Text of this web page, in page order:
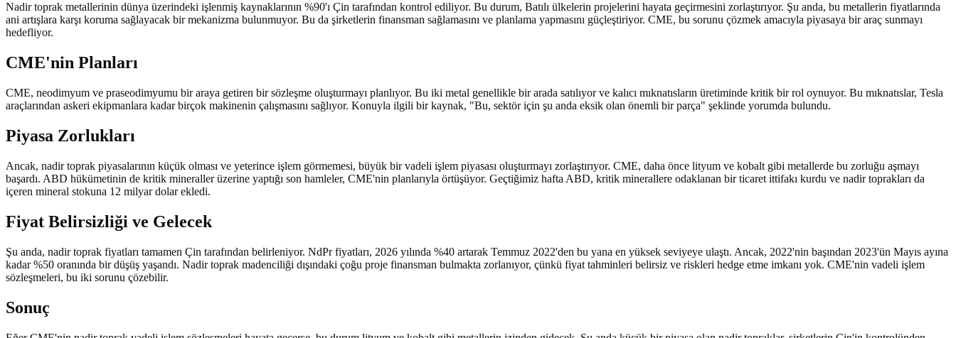
Nadir toprak metallerinin dünya üzerindeki işlenmiş kaynaklarının %90'ı Çin tarafından kontrol ediliyor. Bu durum, Batılı ülkelerin projelerini hayata geçirmesini zorlaştırıyor. Şu anda, bu metallerin fiyatlarında
ani artışlara karşı koruma sağlayacak bir mekanizma bulunmuyor. Bu da şirketlerin finansman sağlamasını ve planlama yapmasını güçleştiriyor. CME, bu sorunu çözmek amacıyla piyasaya bir araç sunmayı
hedefliyor.
CME'nin Planları
CME, neodimyum ve praseodimyumu bir araya getiren bir sözleşme oluşturmayı planlıyor. Bu iki metal genellikle bir arada satılıyor ve kalıcı mıknatısların üretiminde kritik bir rol oynuyor. Bu mıknatıslar, Tesla
araçlarından askeri ekipmanlara kadar birçok makinenin çalışmasını sağlıyor. Konuyla ilgili bir kaynak, "Bu, sektör için şu anda eksik olan önemli bir parça" şeklinde yorumda bulundu.
Piyasa Zorlukları
Ancak, nadir toprak piyasalarının küçük olması ve yeterince işlem görmemesi, büyük bir vadeli işlem piyasası oluşturmayı zorlaştırıyor. CME, daha önce lityum ve kobalt gibi metallerde bu zorluğu aşmayı
başardı. ABD hükümetinin de kritik mineraller üzerine yaptığı son hamleler, CME'nin planlarıyla örtüşüyor. Geçtiğimiz hafta ABD, kritik minerallere odaklanan bir ticaret ittifakı kurdu ve nadir toprakları da
içeren mineral stokuna 12 milyar dolar ekledi.
Fiyat Belirsizliği ve Gelecek
Şu anda, nadir toprak fiyatları tamamen Çin tarafından belirleniyor. NdPr fiyatları, 2026 yılında %40 artarak Temmuz 2022'den bu yana en yüksek seviyeye ulaştı. Ancak, 2022'nin başından 2023'ün Mayıs ayına
kadar %50 oranında bir düşüş yaşandı. Nadir toprak madenciliği dışındaki çoğu proje finansman bulmakta zorlanıyor, çünkü fiyat tahminleri belirsiz ve riskleri hedge etme imkanı yok. CME'nin vadeli işlem
sözleşmeleri, bu iki sorunu çözebilir.
Sonuç